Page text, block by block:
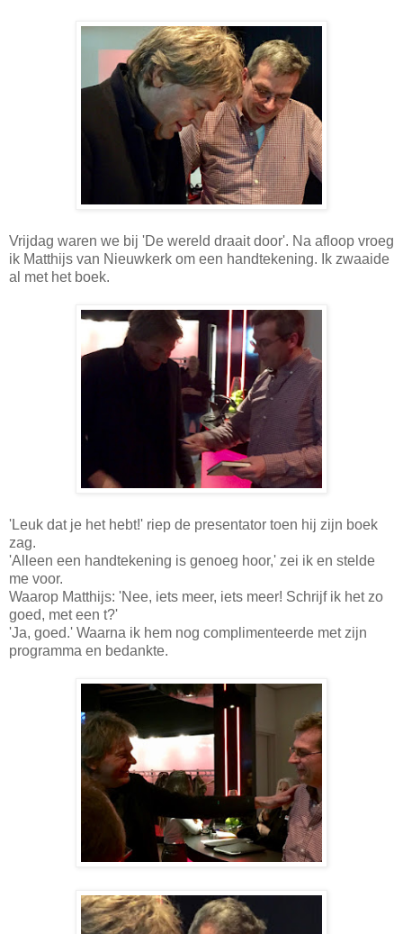
Vrijdag waren we bij 'De wereld draait door'. Na afloop vroeg
ik Matthijs van Nieuwkerk om een handtekening. Ik zwaaide
al met het boek.
'Leuk dat je het hebt!' riep de presentator toen hij zijn boek
zag.
'Alleen een handtekening is genoeg hoor,' zei ik en stelde
me voor.
Waarop Matthijs: 'Nee, iets meer, iets meer! Schrijf ik het zo
goed, met een t?'
'Ja, goed.' Waarna ik hem nog complimenteerde met zijn
programma en bedankte.